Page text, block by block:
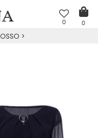
0
0
>